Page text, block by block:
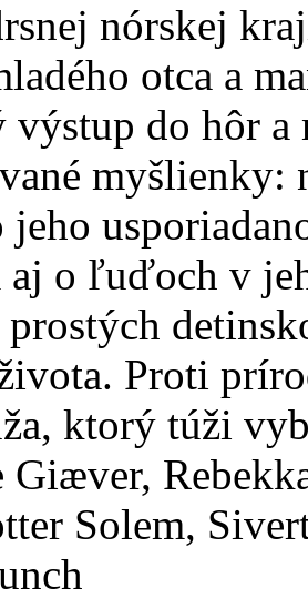
nórskej
otca a
do hôr a
myšlienky:
jeho
aj o ľuďoch v
prostých
Proti
ktorý túži
Giæver,
Solem,